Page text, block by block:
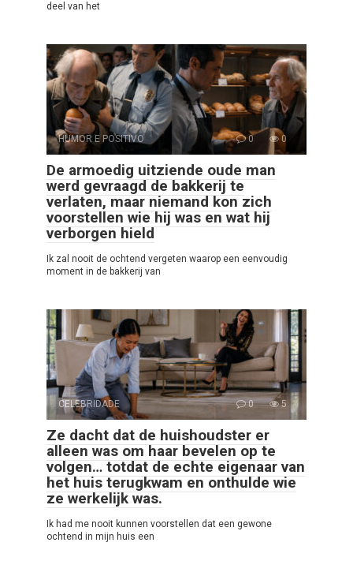
deel van het
HUMOR E POSITIVO 0 0
De armoedig uitziende oude man
werd gevraagd de bakkerij te
verlaten, maar niemand kon zich
voorstellen wie hij was en wat hij
verborgen hield
Ik zal nooit de ochtend vergeten waarop een eenvoudig
moment in de bakkerij van
CELEBRIDADE 0 5
Ze dacht dat de huishoudster er
alleen was om haar bevelen op te
volgen… totdat de echte eigenaar van
het huis terugkwam en onthulde wie
ze werkelijk was.
Ik had me nooit kunnen voorstellen dat een gewone
ochtend in mijn huis een